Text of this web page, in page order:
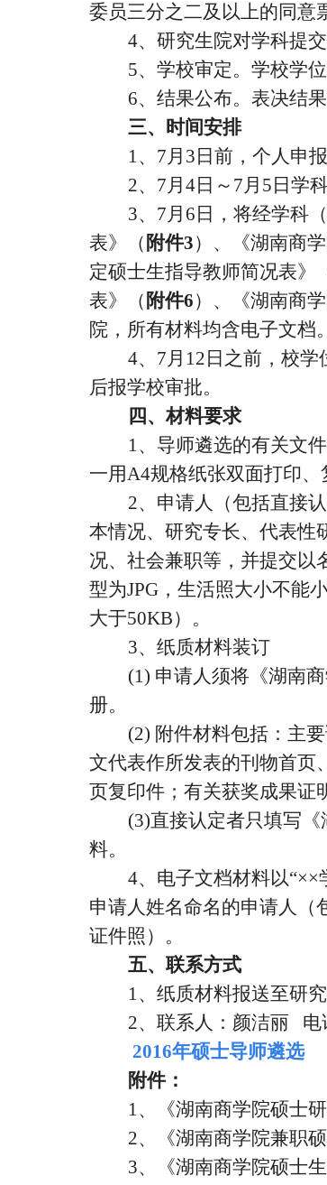
委员三分之二及以上的同意
4、研究生院对学科提
5、学校审定。学校学
6、结果公布。表决结
三、时间安排
1、 7月 3 日前，个人申
2、 7月 4日～ 7月 5 日学
3、 7月 6 日，将经学科
表》（ 附件3）、《湖南商
定硕士生指导教师简况表》
表》（ 附件6）、《湖南商
院，所有材料均含电子文档。
4、 7月 12 日之前，校
后报学校审批。
四、材料要求
1、导师遴选的有关文
一用A4规格纸张双面打印、
2、申请人（包括直接
本情况、研究专长、代表性
况、社会兼职等，并提交以
型为JPG ，生活照大小不能
大于50KB）。
3、纸质材料装订
(1) 申请人须将《湖南
册。
(2) 附件材料包括：主
文代表作所发表的刊物首页
页复印件；有关获奖成果证
(3)直接认定者只填写
料。
4、电子文档材料以
申请人姓名命名的申请人（
证件照）。
五、联系方式
1、纸质材料报送至研
2、联系人：颜洁丽 电
2016年硕士导师遴选
附件：
1、《湖南商学院硕士
2、《湖南商学院兼职
3、《湖南商学院硕士